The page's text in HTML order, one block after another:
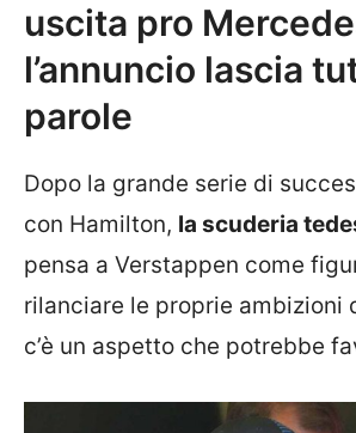
uscita pro
l’annuncio lascia
parole
Dopo la grande serie di
con Hamilton, la scuderia
pensa a Verstappen come
rilanciare le proprie ambizioni
c’è un aspetto che potrebbe